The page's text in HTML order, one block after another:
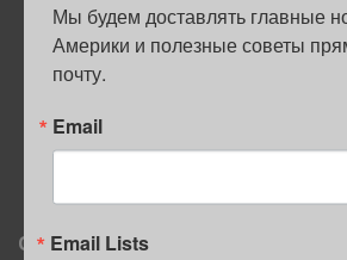
ОБРАЗОВАНИЕ
О нас
Мы будем доставлять главные
Америки и полезные советы
почту.
Email
Email Lists